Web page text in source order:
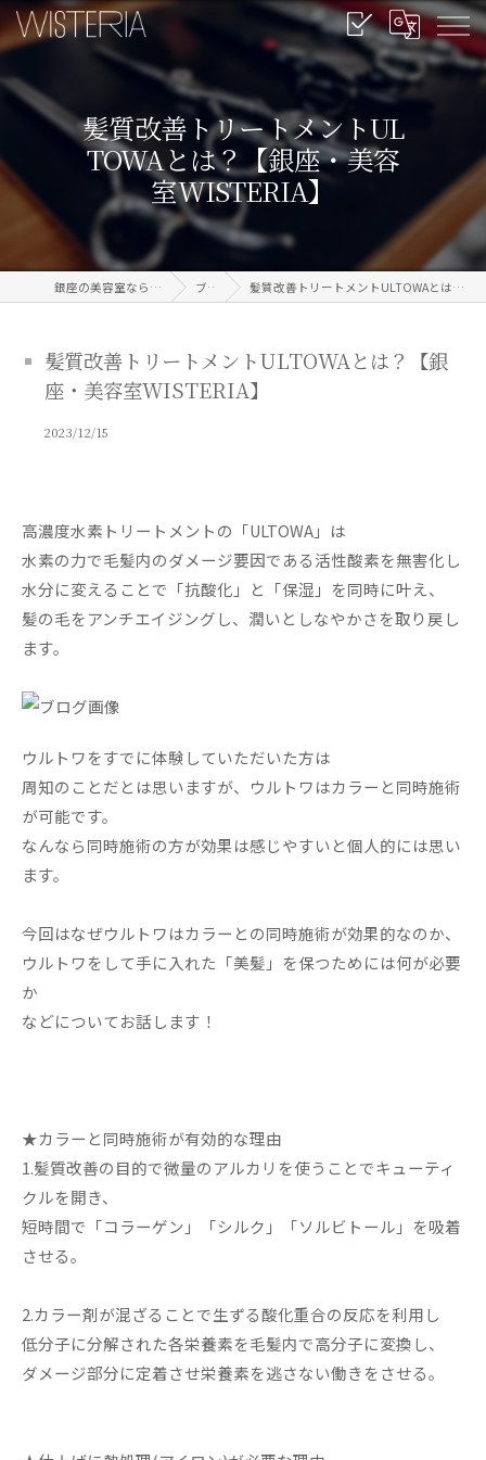
髪質改善トリートメントUL
TOWAとは？【銀座・美容
室WISTERIA】
銀座の美容室なら信頼のWISTERIA ブログ 髪質改善トリートメントULTOWAとは？【銀座・美容室WISTERIA】
髪質改善トリートメントULTOWAとは？【銀
座・美容室WISTERIA】
2023/12/15
高濃度水素トリートメントの「ULTOWA」は
水素の力で毛髪内のダメージ要因である活性酸素を無害化し
水分に変えることで「抗酸化」と「保湿」を同時に叶え、
髪の毛をアンチエイジングし、潤いとしなやかさを取り戻し
ます。
ウルトワをすでに体験していただいた方は
周知のことだとは思いますが、ウルトワはカラーと同時施術
が可能です。
なんなら同時施術の方が効果は感じやすいと個人的には思い
ます。
今回はなぜウルトワはカラーとの同時施術が効果的なのか、
ウルトワをして手に入れた「美髪」を保つためには何が必要
か
などについてお話します！
★カラーと同時施術が有効的な理由
1.髪質改善の目的で微量のアルカリを使うことでキューティ
クルを開き、
短時間で「コラーゲン」「シルク」「ソルビトール」を吸着
させる。
2.カラー剤が混ざることで生ずる酸化重合の反応を利用し
低分子に分解された各栄養素を毛髪内で高分子に変換し、
ダメージ部分に定着させ栄養素を逃さない働きをさせる。